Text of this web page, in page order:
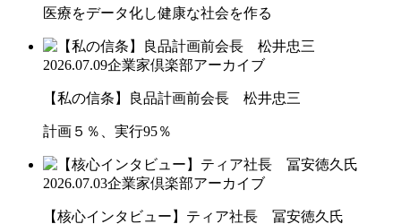
医療をデータ化し健康な社会を作る
2026.07.09企業家倶楽部アーカイブ
【私の信条】良品計画前会長 松井忠三
計画５％、実行95％
2026.07.03企業家倶楽部アーカイブ
【核心インタビュー】ティア社長 冨安徳久氏